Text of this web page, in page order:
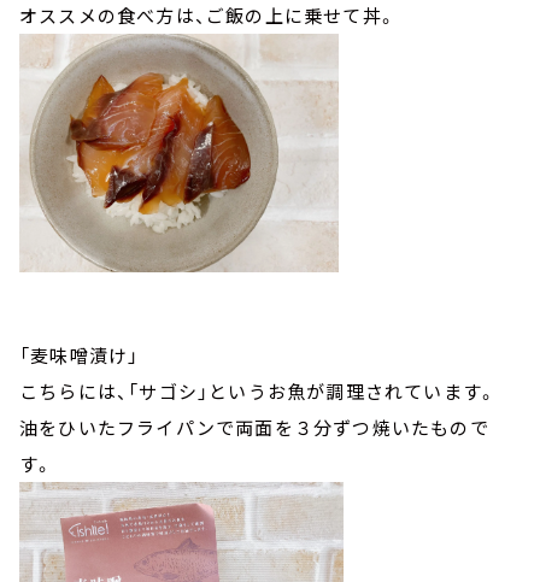
オススメの食べ方は、ご飯の上に乗せて丼。
「麦味噌漬け」
こちらには、「サゴシ」というお魚が調理されています。
油をひいたフライパンで両面を３分ずつ焼いたもので
す。